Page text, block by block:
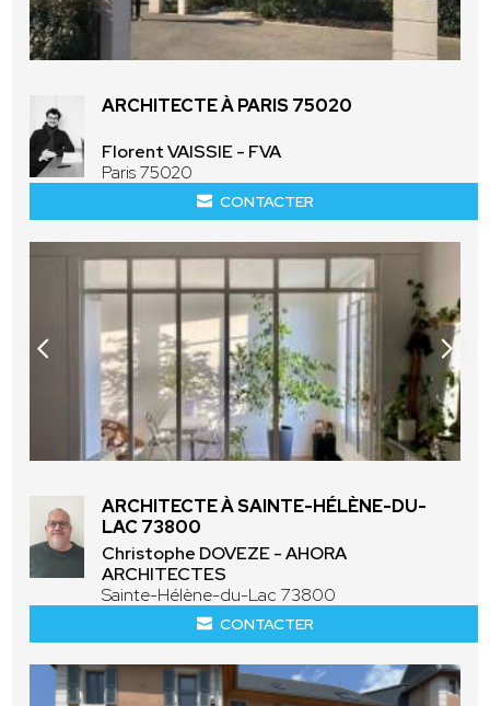
ARCHITECTE À PARIS 75020
Florent VAISSIE - FVA
Paris 75020
CONTACTER
ARCHITECTE À SAINTE-HÉLÈNE-DU-
LAC 73800
Christophe DOVEZE - AHORA
ARCHITECTES
Sainte-Hélène-du-Lac 73800
CONTACTER